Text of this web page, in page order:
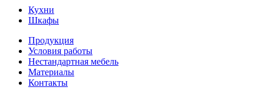
Кухни
Шкафы
Продукция
Условия работы
Нестандартная мебель
Материалы
Контакты